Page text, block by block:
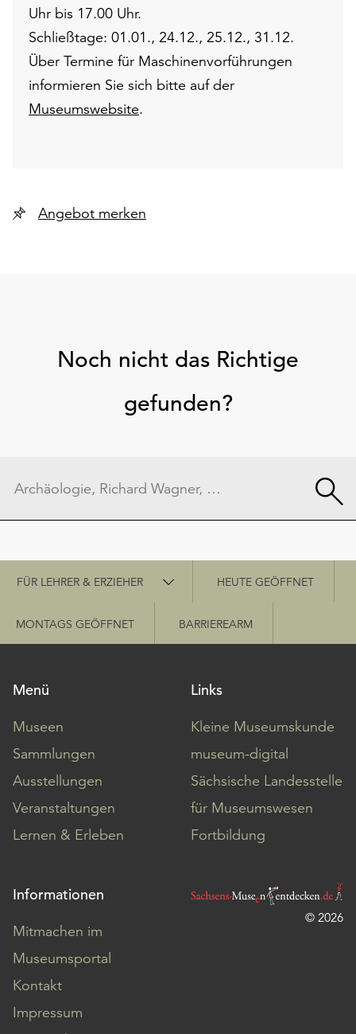
Uhr bis 17.00 Uhr.
Schließtage: 01.01., 24.12., 25.12., 31.12.
Über Termine für Maschinenvorführungen
informieren Sie sich bitte auf der
Museumswebsite.
Angebot merken
Noch nicht das Richtige
gefunden?
Schnellzugriff
FÜR LEHRER & ERZIEHER HEUTE GEÖFFNET
MONTAGS GEÖFFNET BARRIEREARM
Menü
Museen
Sammlungen
Ausstellungen
Veranstaltungen
Lernen & Erleben
Links
Kleine Museumskunde
museum-digital
Sächsische Landesstelle
für Museumswesen
Fortbildung
Informationen
Mitmachen im
Museumsportal
Kontakt
Impressum
© 2026